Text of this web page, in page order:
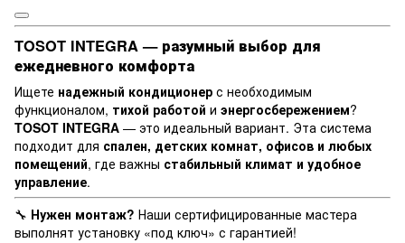
TOSOT INTEGRA — разумный выбор для
ежедневного комфорта
Ищете надежный кондиционер с необходимым
функционалом, тихой работой и энергосбережением?
TOSOT INTEGRA — это идеальный вариант. Эта система
подходит для спален, детских комнат, офисов и любых
помещений, где важны стабильный климат и удобное
управление.
🔧 Нужен монтаж? Наши сертифицированные мастера
выполнят установку «под ключ» с гарантией!